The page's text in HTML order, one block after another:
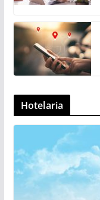
Hotelaria